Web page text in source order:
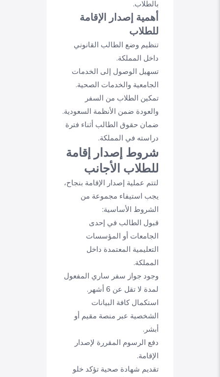
بالطلاب.
أهمية إصدار الإقامة
للطلاب
تنظيم وضع الطالب القانوني
داخل المملكة.
تسهيل الوصول إلى الخدمات
الجامعية والخدمات الصحية.
تمكين الطلاب من السفر
والعودة ضمن الأنظمة السعودية.
ضمان حقوق الطالب أثناء فترة
دراسته في المملكة.
شروط إصدار إقامة
للطلاب الأجانب
لتتم عملية إصدار الإقامة بنجاح،
يجب استيفاء مجموعة من
الشروط الأساسية:
قبول الطالب في إحدى
الجامعات أو المؤسسات
التعليمية المعتمدة داخل
المملكة.
وجود جواز سفر ساري المفعول
لمدة لا تقل عن 6 أشهر.
استكمال كافة البيانات
الشخصية عبر منصة مقيم أو
أبشر.
دفع الرسوم المقررة لإصدار
الإقامة.
تقديم شهادة صحية تؤكد خلو